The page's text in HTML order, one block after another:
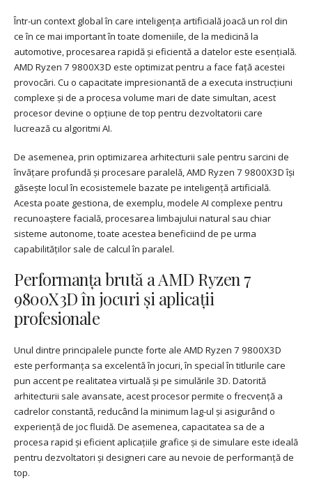
Într-un context global în care inteligența artificială joacă un rol din
ce în ce mai important în toate domeniile, de la medicină la
automotive, procesarea rapidă și eficientă a datelor este esențială.
AMD Ryzen 7 9800X3D este optimizat pentru a face față acestei
provocări. Cu o capacitate impresionantă de a executa instrucțiuni
complexe și de a procesa volume mari de date simultan, acest
procesor devine o opțiune de top pentru dezvoltatorii care
lucrează cu algoritmi AI.
De asemenea, prin optimizarea arhitecturii sale pentru sarcini de
învățare profundă și procesare paralelă, AMD Ryzen 7 9800X3D își
găsește locul în ecosistemele bazate pe inteligență artificială.
Acesta poate gestiona, de exemplu, modele AI complexe pentru
recunoaștere facială, procesarea limbajului natural sau chiar
sisteme autonome, toate acestea beneficiind de pe urma
capabilităților sale de calcul în paralel.
Performanța brută a AMD Ryzen 7
9800X3D în jocuri și aplicații
profesionale
Unul dintre principalele puncte forte ale AMD Ryzen 7 9800X3D
este performanța sa excelentă în jocuri, în special în titlurile care
pun accent pe realitatea virtuală și pe simulările 3D. Datorită
arhitecturii sale avansate, acest procesor permite o frecvență a
cadrelor constantă, reducând la minimum lag-ul și asigurând o
experiență de joc fluidă. De asemenea, capacitatea sa de a
procesa rapid și eficient aplicațiile grafice și de simulare este ideală
pentru dezvoltatori și designeri care au nevoie de performanță de
top.